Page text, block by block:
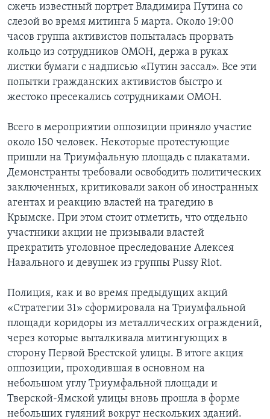
сжечь известный портрет Владимира Путина со
слезой во время митинга 5 марта. Около 19:00
часов группа активистов попыталась прорвать
кольцо из сотрудников ОМОН, держа в руках
листки бумаги с надписью «Путин зассал». Все эти
попытки гражданских активистов быстро и
жестоко пресекались сотрудниками ОМОН.
Всего в мероприятии оппозиции приняло участие
около 150 человек. Некоторые протестующие
пришли на Триумфальную площадь с плакатами.
Демонстранты требовали освободить политических
заключенных, критиковали закон об иностранных
агентах и реакцию властей на трагедию в
Крымске. При этом стоит отметить, что отдельно
участники акции не призывали властей
прекратить уголовное преследование Алексея
Навального и девушек из группы Pussy Riot.
Полиция, как и во время предыдущих акций
«Стратегии 31» сформировала на Триумфальной
площади коридоры из металлических ограждений,
через которые выталкивала митингующих в
сторону Первой Брестской улицы. В итоге акция
оппозиции, проходившая в основном на
небольшом углу Триумфальной площади и
Тверской-Ямской улицы вновь прошла в форме
небольших гуляний вокруг нескольких зданий.